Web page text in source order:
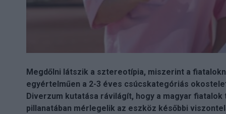
Megdőlni látszik a sztereotípia, miszerint a
egyértelműen a 2-3 éves csúcskategóriás
Diverzum kutatása rávilágít, hogy a magyar
pillanatában mérlegelik az eszköz későbbi